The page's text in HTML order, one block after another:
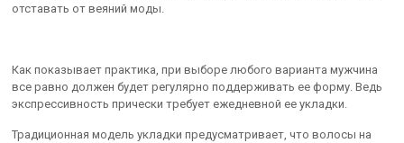
отставать от веяний моды.
Как показывает практика, при выборе любого варианта мужчина
все равно должен будет регулярно поддерживать ее форму. Ведь
экспрессивность прически требует ежедневной ее укладки.
Традиционная модель укладки предусматривает, что волосы на